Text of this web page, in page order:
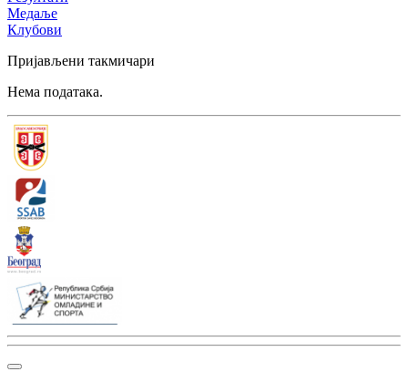
Медаље
Клубови
Пријављени такмичари
Нема података.